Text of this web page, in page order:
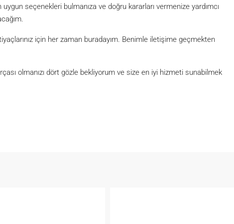
seçenekleri bulmanıza ve doğru kararları vermenize yardımcı
için her zaman buradayım. Benimle iletişime geçmekten
olmanızı dört gözle bekliyorum ve size en iyi hizmeti sunabilmek